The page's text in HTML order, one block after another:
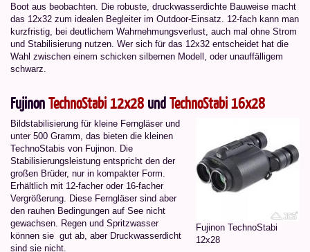
Boot aus beobachten. Die robuste, druckwasserdichte Bauweise macht
das 12x32 zum idealen Begleiter im Outdoor-Einsatz. 12-fach kann man
kurzfristig, bei deutlichem Wahrnehmungsverlust, auch mal ohne Strom
und Stabilisierung nutzen. Wer sich für das 12x32 entscheidet hat die
Wahl zwischen einem schicken silbernen Modell, oder unauffälligem
schwarz.
FujinonTechnoStabi 12x28 undTechnoStabi 16x28
Fujinon TechnoStabi
12x28
Bildstabilisierung für kleine Ferngläser und
unter 500 Gramm, das bieten die kleinen
TechnoStabis von Fujinon. Die
Stabilisierungsleistung entspricht den der
großen Brüder, nur in kompakter Form.
Erhältlich mit 12-facher oder 16-facher
Vergrößerung. Diese Ferngläser sind aber
den rauhen Bedingungen auf See nicht
gewachsen. Regen und Spritzwasser
können sie gut ab, aber Druckwasserdicht
sind sie nicht.